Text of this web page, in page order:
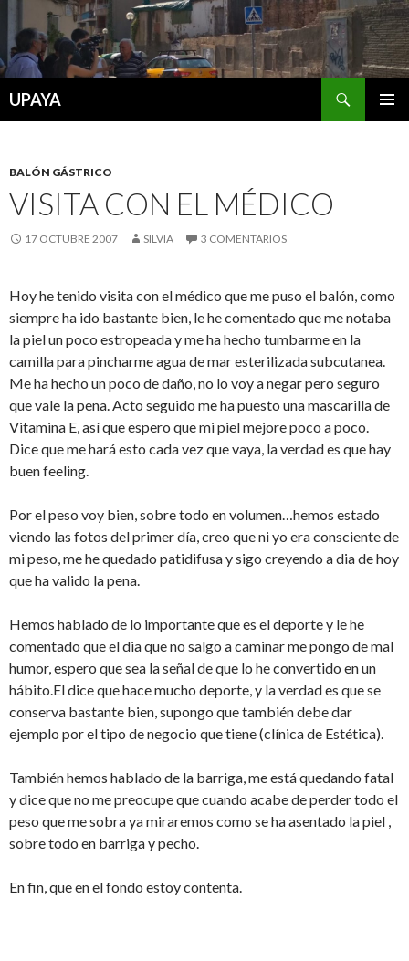
UPAYA
BALÓN GÁSTRICO
VISITA CON EL MÉDICO
17 OCTUBRE 2007 SILVIA 3 COMENTARIOS
Hoy he tenido visita con el médico que me puso el balón, como
siempre ha ido bastante bien, le he comentado que me notaba
la piel un poco estropeada y me ha hecho tumbarme en la
camilla para pincharme agua de mar esterilizada subcutanea.
Me ha hecho un poco de daño, no lo voy a negar pero seguro
que vale la pena. Acto seguido me ha puesto una mascarilla de
Vitamina E, así que espero que mi piel mejore poco a poco.
Dice que me hará esto cada vez que vaya, la verdad es que hay
buen feeling.
Por el peso voy bien, sobre todo en volumen…hemos estado
viendo las fotos del primer día, creo que ni yo era consciente de
mi peso, me he quedado patidifusa y sigo creyendo a dia de hoy
que ha valido la pena.
Hemos hablado de lo importante que es el deporte y le he
comentado que el dia que no salgo a caminar me pongo de mal
humor, espero que sea la señal de que lo he convertido en un
hábito.El dice que hace mucho deporte, y la verdad es que se
conserva bastante bien, supongo que también debe dar
ejemplo por el tipo de negocio que tiene (clínica de Estética).
También hemos hablado de la barriga, me está quedando fatal
y dice que no me preocupe que cuando acabe de perder todo el
peso que me sobra ya miraremos como se ha asentado la piel ,
sobre todo en barriga y pecho.
En fin, que en el fondo estoy contenta.